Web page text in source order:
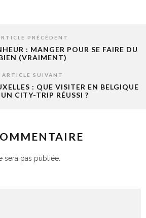
PRÉCÉDENT
: MANGER POUR SE FAIRE DU
(VRAIMENT)
ARTICLE SUIVANT
: QUE VISITER EN BELGIQUE
CITY-TRIP RÉUSSI ?
sera pas publiée.